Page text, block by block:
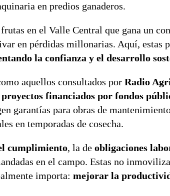
en predios ganaderos.
en el Valle Central que gana un
en pérdidas millonarias. Aquí, estas
la confianza y el desarrollo
aquellos consultados por Radio
financiados por fondos
garantías para obras de
en temporadas de cosecha.
cumplimiento, la de obligaciones
en el campo. Estas no
importa: mejorar la